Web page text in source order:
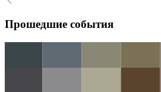
Прошедшие события